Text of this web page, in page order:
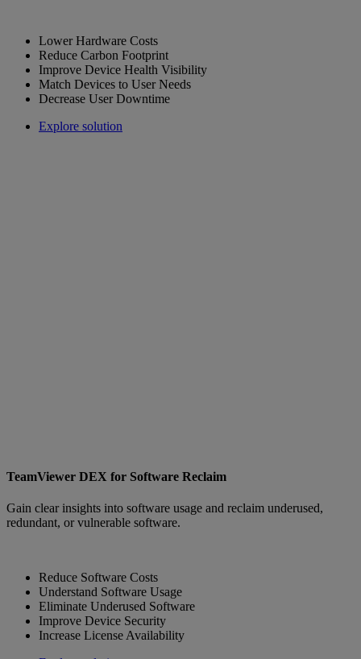
Lower Hardware Costs
Reduce Carbon Footprint
Improve Device Health Visibility
Match Devices to User Needs
Decrease User Downtime
Explore solution
TeamViewer DEX for Software Reclaim
Gain clear insights into software usage and reclaim underused,
redundant, or vulnerable software.
Reduce Software Costs
Understand Software Usage
Eliminate Underused Software
Improve Device Security
Increase License Availability